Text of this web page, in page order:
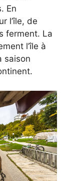
En
l’île, de
ferment. La
l’île à
saison